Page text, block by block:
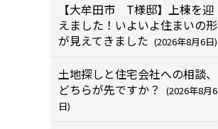
【大牟田市 T様邸】上棟を迎
えました！いよいよ住まいの形
が見えてきました (2026年8月6日)
土地探しと住宅会社への相談、
どちらが先ですか？
(2026年8月6
日)